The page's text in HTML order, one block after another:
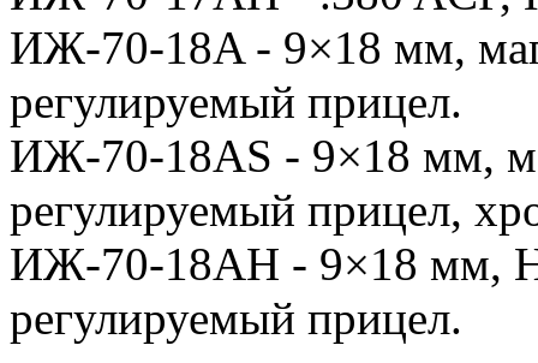
ИЖ-70-18A - 9×18 мм,
регулируемый прицел.
ИЖ-70-18AS - 9×18 мм,
регулируемый прицел,
ИЖ-70-18AH - 9×18 мм,
регулируемый прицел.